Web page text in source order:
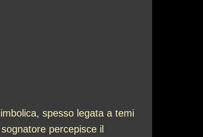
spesso legata a temi
percepisce il